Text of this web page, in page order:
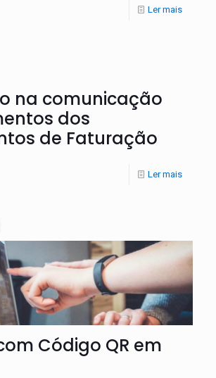
Ler mais
na comunicação
dos
de Faturação
Ler mais
Código QR em